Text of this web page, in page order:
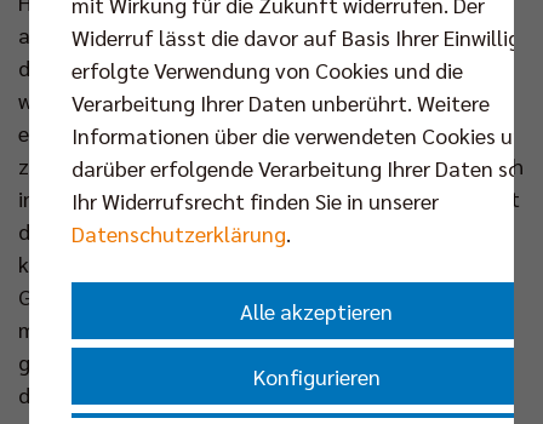
auch Kaweh Niroomand vor Ort und ist optimistisch,
dass die Reise für Tille & Co über die Gruppe hinaus
weitergehen kann: „Unsere Mannschaft profitiert
extrem von ihrer Ausgeglichenheit und den
zahlreichen Wechseloptionen. Georg Grozer, der noch
immer Weltklasse ist, einmal ausgenommen, verfügt
das Team über elf Spieler auf selbem Niveau. Jeder
kann etwas zum Erfolg beitragen und man hat das
Gefühl, jeder gönnt es dem anderen auch. Dazu
macht es der Bundestrainer mit seiner ruhigen Art
gut. Das überträgt sich auf die Mannschaft. So ist
diesem Team alles zuzutrauen.“
Widerruf lässt die davor auf Basis Ihrer
erfolgte Verwendung von Cookies und die
Verarbeitung Ihrer Daten unberührt. Weitere
Informationen über die verwendeten Cookies und
darüber erfolgende Verarbeitung Ihrer Daten
Ihr Widerrufsrecht finden Sie in unserer
Datenschutzerklärung.
Alle akzeptieren
Konfigurieren